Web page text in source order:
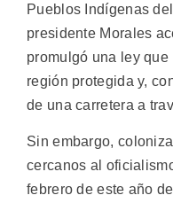
Pueblos Indígenas
presidente Morales
promulgó una ley
región protegida y,
de una carretera a
Sin embargo,
cercanos al
febrero de este año